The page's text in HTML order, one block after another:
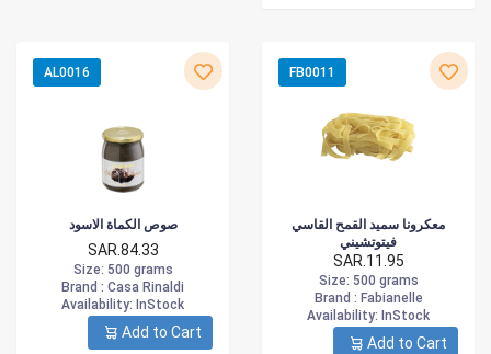
AL0016
صوص الكماة الاسود
SAR.84.33
Size: 500 grams
Brand : Casa Rinaldi
Availability: InStock
Add to Cart
FB0011
معكرونا سميد القمح القاسي
فيتوتشيني
SAR.11.95
Size: 500 grams
Brand : Fabianelle
Availability: InStock
Add to Cart